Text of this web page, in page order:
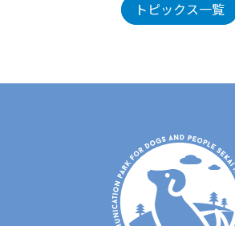
トピックス一覧